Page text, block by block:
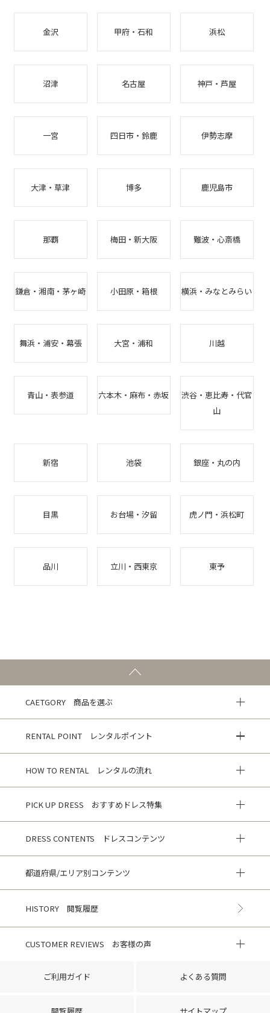
金沢 甲府・石和 浜松
沼津 名古屋 神戸・芦屋
一宮 四日市・鈴鹿 伊勢志摩
大津・草津 博多 鹿児島市
那覇 梅田・新大阪 難波・心斎橋
鎌倉・湘南・茅ヶ崎 小田原・箱根 横浜・みなとみらい
舞浜・浦安・幕張 大宮・浦和 川越
青山・表参道 六本木・麻布・赤坂
渋谷・恵比寿・代官
山
新宿 池袋 銀座・丸の内
目黒 お台場・汐留 虎ノ門・浜松町
品川 立川・西東京 東予
CAETGORY 商品を選ぶ
RENTAL POINT レンタルポイント
HOW TO RENTAL レンタルの流れ
PICK UP DRESS おすすめドレス特集
DRESS CONTENTS ドレスコンテンツ
都道府県/エリア別コンテンツ
HISTORY 閲覧履歴
CUSTOMER REVIEWS お客様の声
ご利用ガイド よくある質問
閲覧履歴 サイトマップ